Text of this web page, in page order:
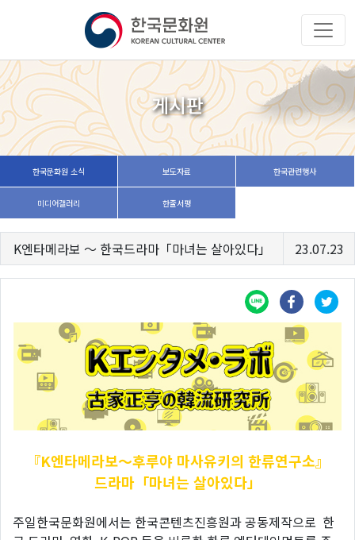
게시판
한국문화원 소식 보도자료 한국관련행사
미디어갤러리 한줄서평
K엔타메라보 ～ 한국드라마「마녀는 살아있다」 23.07.23
『K엔타메라보～후루야 마사유키의 한류연구소』
드라마「마녀는 살아있다」
주일한국문화원에서는 한국콘텐츠진흥원과 공동제작으로 한